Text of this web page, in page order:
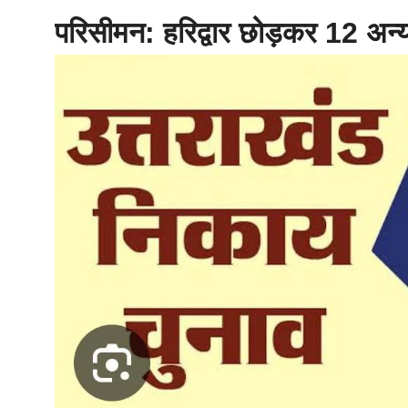
होम
परिसीमन: हरिद्वार छोड़कर 12